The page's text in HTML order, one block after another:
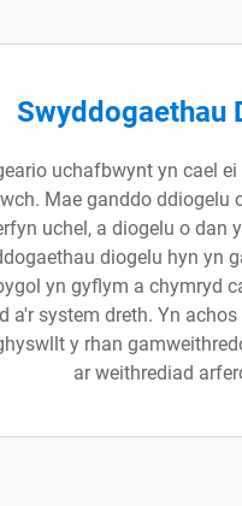
Swyddogaethau
uchafbwynt yn cael
Mae ganddo ddiogelu
uchel, a diogelu o dan
diogelu hyn yn
yn gyflym a chymryd
a'r system dreth. Yn
y rhan
ar weithrediad